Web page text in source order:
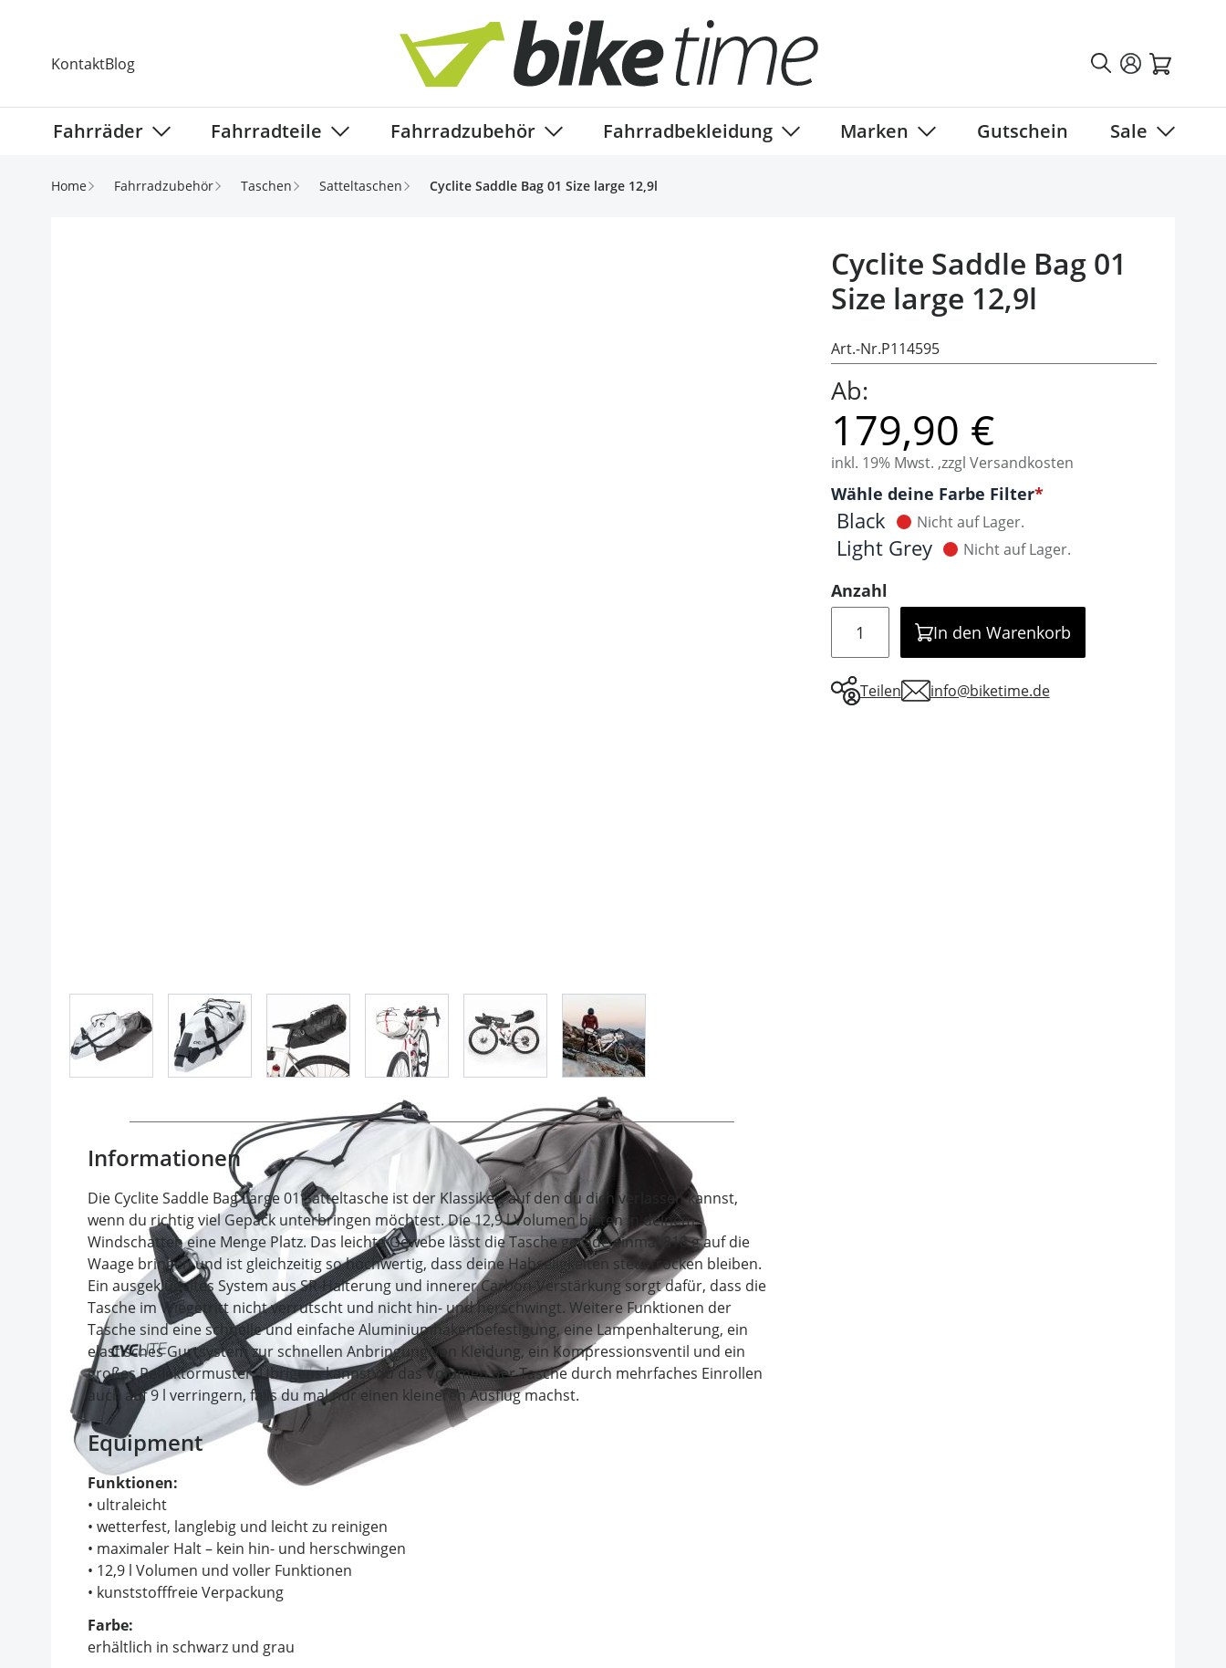
KontaktBlog
Fahrräder Fahrradteile Fahrradzubehör
Show submenu for Fahrradzubehör category
Fahrradbekleidung Marken Gutschein Sale
Home Fahrradzubehör Taschen Satteltaschen Cyclite Saddle Bag 01 Size large 12,9l
Cyclite Saddle Bag 01
Size large 12,9l
Art.-Nr.P114595
Ab:
179,90 €
inkl. 19% Mwst. ,zzgl Versandkosten
Optionen
Wähle deine Farbe Filter
It is required to select one of the available
Black Nicht auf Lager.
Light Grey Nicht auf Lager.
Anzahl
In den Warenkorb
Teilen info@biketime.de
View larger imageView larger imageView larger imageView larger imageView larger image
Informationen
Die Cyclite Saddle Bag Large 01 Satteltasche ist der Klassiker, auf den du dich verlassen kannst,
wenn du richtig viel Gepäck unterbringen möchtest. Die 12,9 l Volumen bieten in deinem
Windschatten eine Menge Platz. Das leichte Gewebe lässt die Tasche gerade einmal 318 g auf die
Waage bringen und ist gleichzeitig so hochwertig, dass deine Habseligkeiten stets trocken bleiben.
Ein ausgeklügeltes System aus SR-Halterung und innerer Carbon-Verstärkung sorgt dafür, dass die
Tasche im Wiegetritt nicht verrutscht und nicht hin- und herschwingt. Weitere Funktionen der
Tasche sind eine schnelle und einfache Aluminiumhakenbefestigung, eine Lampenhalterung, ein
elastisches Gurtsystem zur schnellen Anbringung von Kleidung, ein Kompressionsventil und ein
großes Reflektormuster. Übrigens kannst du das Volumen der Tasche durch mehrfaches Einrollen
auch auf 9 l verringern, falls du mal nur einen kleineren Ausflug machst.
Equipment
Funktionen:
• ultraleicht
• wetterfest, langlebig und leicht zu reinigen
• maximaler Halt – kein hin- und herschwingen
• 12,9 l Volumen und voller Funktionen
• kunststofffreie Verpackung
Farbe:
erhältlich in schwarz und grau